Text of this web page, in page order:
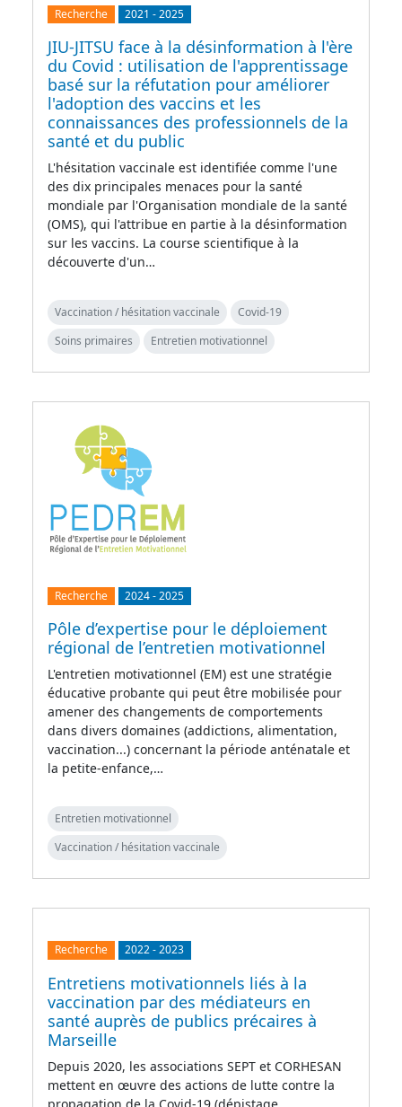
Recherche 2021 -2025
JIU-JITSU face à la désinformation à l'ère
du Covid : utilisation de l'apprentissage
basé sur la réfutation pour améliorer
l'adoption des vaccins et les
connaissances des professionnels de la
santé et du public
L'hésitation vaccinale est identifiée comme l'une
des dix principales menaces pour la santé
mondiale par l'Organisation mondiale de la santé
(OMS), qui l'attribue en partie à la désinformation
sur les vaccins. La course scientifique à la
découverte d'un…
Vaccination / hésitation vaccinale
Covid-19
Soins primaires
Entretien motivationnel
Recherche 2024-2025
Pôle d’expertise pour le déploiement
régional de l’entretien motivationnel
L'entretien motivationnel (EM) est une stratégie
éducative probante qui peut être mobilisée pour
amener des changements de comportements
dans divers domaines (addictions, alimentation,
vaccination...) concernant la période anténatale et
la petite-enfance,…
Entretien motivationnel
Vaccination / hésitation vaccinale
Recherche 2022-2023
Entretiens motivationnels liés à la
vaccination par des médiateurs en
santé auprès de publics précaires à
Marseille
Depuis 2020, les associations SEPT et CORHESAN
mettent en œuvre des actions de lutte contre la
propagation de la Covid-19 (dépistage,